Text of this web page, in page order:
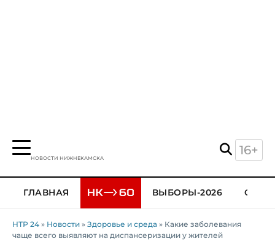
НОВОСТИ НИЖНЕКАМСКА
16+
ГЛАВНАЯ ВЫБОРЫ-2026
НТР 24 » Новости » Здоровье и среда » Какие заболевания
чаще всего выявляют на диспансеризации у жителей